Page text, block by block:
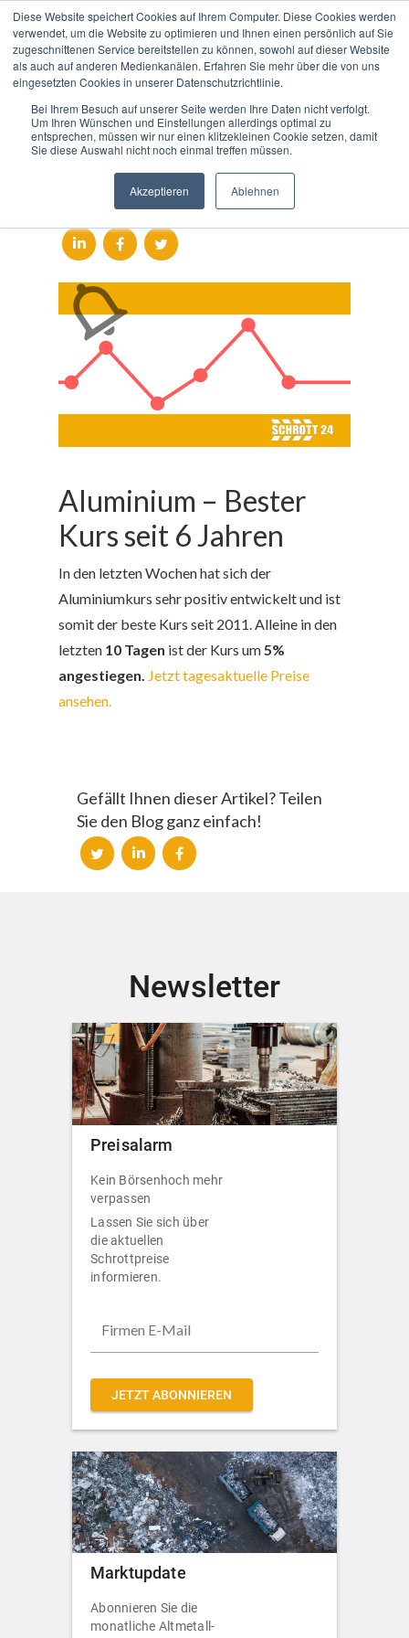
Diese Website speichert Cookies auf Ihrem Computer. Diese Cookies werden
verwendet, um die Website zu optimieren und Ihnen einen persönlich auf Sie
zugeschnittenen Service bereitstellen zu können, sowohl auf dieser Website
als auch auf anderen Medienkanälen. Erfahren Sie mehr über die von uns
eingesetzten Cookies in unserer Datenschutzrichtlinie.
Bei Ihrem Besuch auf unserer Seite werden Ihre Daten nicht verfolgt.
Um Ihren Wünschen und Einstellungen allerdings optimal zu
entsprechen, müssen wir nur einen klitzekleinen Cookie setzen, damit
Sie diese Auswahl nicht noch einmal treffen müssen.
Akzeptieren Ablehnen
Aluminium – Bester Kurs
seit 6 Jahren
Gefällt Ihnen dieser Artikel?
Teilen Sie den Blog ganz
einfach!
Aluminium – Bester
Kurs seit 6 Jahren
In den letzten Wochen hat sich der
Aluminiumkurs sehr positiv entwickelt und ist
somit der beste Kurs seit 2011. Alleine in den
letzten 10 Tagen ist der Kurs um5%
angestiegen. Jetzt tagesaktuelle Preise
ansehen.
Gefällt Ihnen dieser Artikel? Teilen
Sie den Blog ganz einfach!
Newsletter
Preisalarm
Kein Börsenhoch mehr
verpassen
Lassen Sie sich über
die aktuellen
Schrottpreise
informieren.
JETZT ABONNIEREN
Marktupdate
Abonnieren Sie die
monatliche Altmetall-